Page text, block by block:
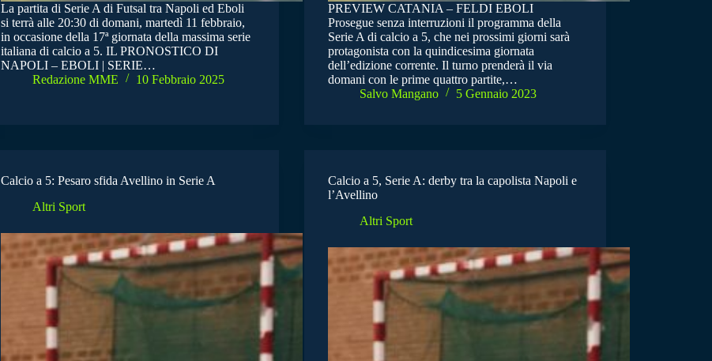
La partita di Serie A di Futsal tra Napoli ed Eboli
si terrà alle 20:30 di domani, martedì 11 febbraio,
in occasione della 17ª giornata della massima serie
italiana di calcio a 5. IL PRONOSTICO DI
NAPOLI – EBOLI | SERIE…
Redazione MME
10 Febbraio 2025
PREVIEW CATANIA – FELDI EBOLI
Prosegue senza interruzioni il programma della
Serie A di calcio a 5, che nei prossimi giorni sarà
protagonista con la quindicesima giornata
dell’edizione corrente. Il turno prenderà il via
domani con le prime quattro partite,…
Salvo Mangano
5 Gennaio 2023
Calcio a 5: Pesaro sfida Avellino in Serie A
Altri Sport
Calcio a 5, Serie A: derby tra la capolista Napoli e
l’Avellino
Altri Sport